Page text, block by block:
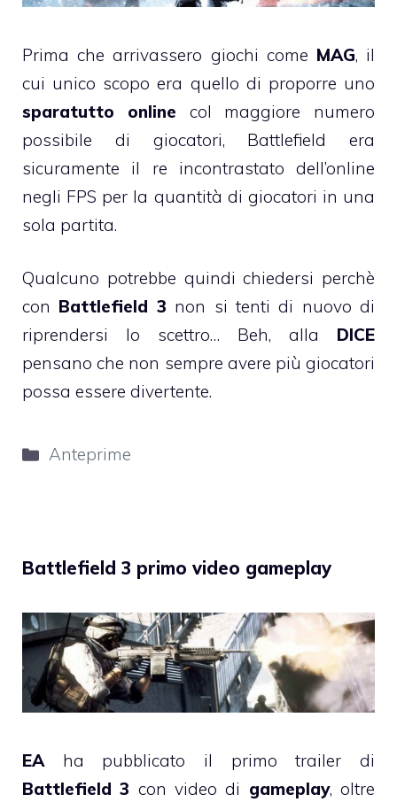
Prima che arrivassero giochi come MAG, il
cui unico scopo era quello di proporre uno
sparatutto online col maggiore numero
possibile di giocatori, Battlefield era
sicuramente il re incontrastato dell’online
negli FPS per la quantità di giocatori in una
sola partita.
Qualcuno potrebbe quindi chiedersi perchè
con Battlefield 3 non si tenti di nuovo di
riprendersi lo scettro… Beh, alla DICE
pensano che non sempre avere più giocatori
possa essere divertente.
Categorie
Anteprime
Battlefield 3 primo video gameplay
EA ha pubblicato il primo trailer di
Battlefield 3 con video di gameplay, oltre